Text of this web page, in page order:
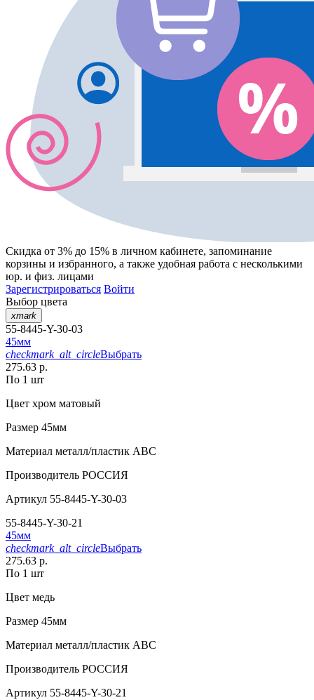
Скидка от 3% до 15% в личном кабинете, запоминание
корзины и избранного, а также удобная работа с несколькими
юр. и физ. лицами
Зарегистрироваться Войти
Выбор цвета
xmark
55-8445-Y-30-03
45мм
checkmark_alt_circleВыбрать
275.63 р.
По 1 шт
Цвет хром матовый
Размер 45мм
Материал металл/пластик АВС
Производитель РОССИЯ
Артикул 55-8445-Y-30-03
55-8445-Y-30-21
45мм
checkmark_alt_circleВыбрать
275.63 р.
По 1 шт
Цвет медь
Размер 45мм
Материал металл/пластик АВС
Производитель РОССИЯ
Артикул 55-8445-Y-30-21